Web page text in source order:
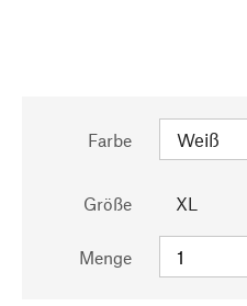
Farbe
Größe XL
Menge